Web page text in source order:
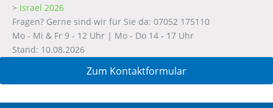
> Israel 2026
Fragen? Gerne sind wir für Sie da: 07052 175110
Mo - Mi & Fr 9 - 12 Uhr | Mo - Do 14 - 17 Uhr
Stand: 10.08.2026
Zum Kontaktformular